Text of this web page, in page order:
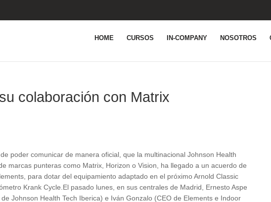
HOME CURSOS IN-COMPANY NOSOTROS
colaboración con Matrix
poder comunicar de manera oficial, que la multinacional Johnson Health
marcas punteras como Matrix, Horizon o Vision, ha llegado a un acuerdo de
para dotar del equipamiento adaptado en el próximo Arnold Classic
Krank Cycle.El pasado lunes, en sus centrales de Madrid, Ernesto Aspe
Johnson Health Tech Iberica) e Iván Gonzalo (CEO de Elements e Indoor